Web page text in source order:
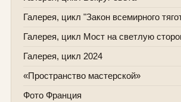
Галерея, цикл "Закон всемирного
Галерея, цикл Мост на светлую
Галерея, цикл 2024
«Пространство мастерской»
Фото Франция